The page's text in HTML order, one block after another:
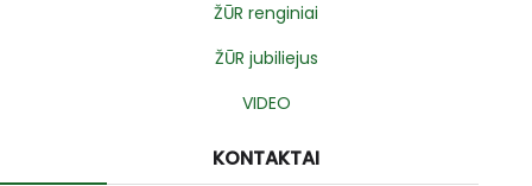
ŽŪR renginiai
ŽŪR jubiliejus
VIDEO
KONTAKTAI